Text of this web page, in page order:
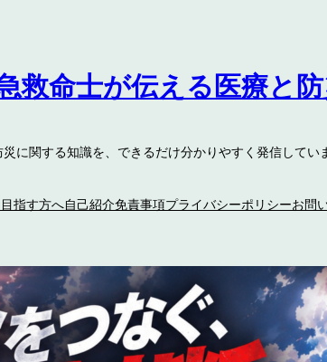
救命士が伝える医療と防
に関する知識を、できるだけ分かりやすく発信して
指す方へ自己紹介免責事項プライバシーポリシーお問